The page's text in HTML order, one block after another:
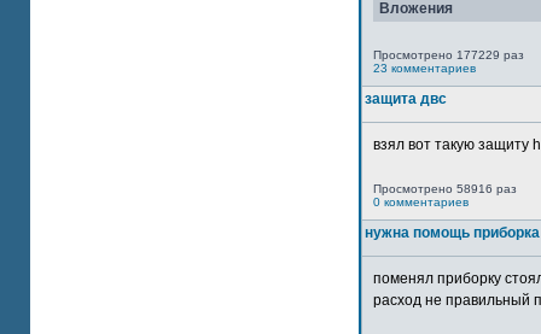
Вложения
Просмотрено 177229 раз
23 комментариев
защита двс
взял вот такую защиту
Просмотрено 58916 раз
0 комментариев
нужна помощь
поменял приборку
расход не правильный